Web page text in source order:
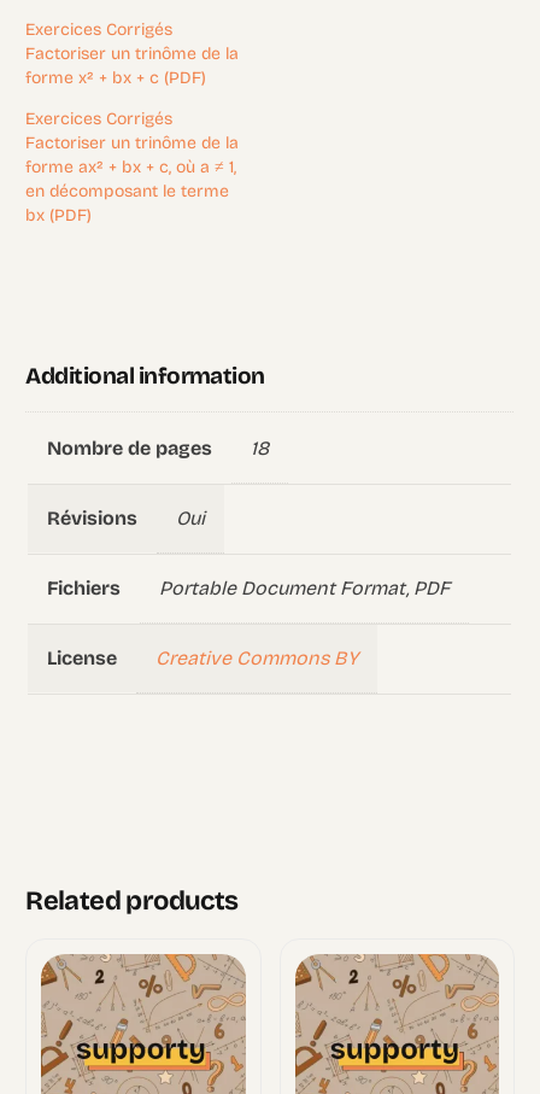
Exercices Corrigés
Factoriser un trinôme de la
forme x² + bx + c (PDF)
Exercices Corrigés
Factoriser un trinôme de la
forme ax² + bx + c, où a ≠ 1,
en décomposant le terme
bx (PDF)
Additional information
Nombre de pages 18
Révisions Oui
Fichiers Portable Document Format, PDF
License Creative Commons BY
Related products